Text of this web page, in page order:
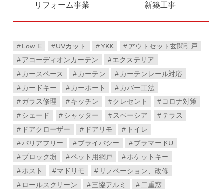
リフォーム事業 新築工事
Low-E UVカット YKK
アウトセット玄関引戸
アコーディオンカーテン
エクステリア
カースペース
カーテン
カーテンレール対応
カードキー
カーポート
カバー工法
ガラス修理
キッチン クレセント
コロナ対策
シェード
シャッター スペーシア
テラス
ドアクローザー
ドアリモ
トイレ
バリアフリー
プライバシー
プラマードU
ブロック塀
ペット用網戸
ポケットキー
ポスト
マドリモ
リノベーション、改修
ロールスクリーン
三協アルミ
二重窓